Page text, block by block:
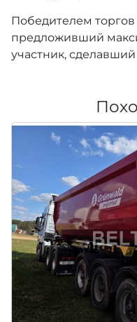
Победителем торгов
предложивший
участник,